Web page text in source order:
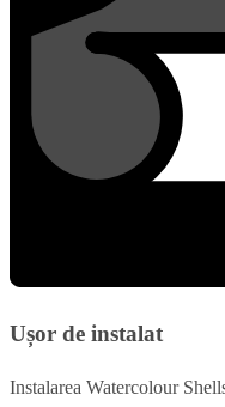
Ușor de instalat
Instalarea Watercolour